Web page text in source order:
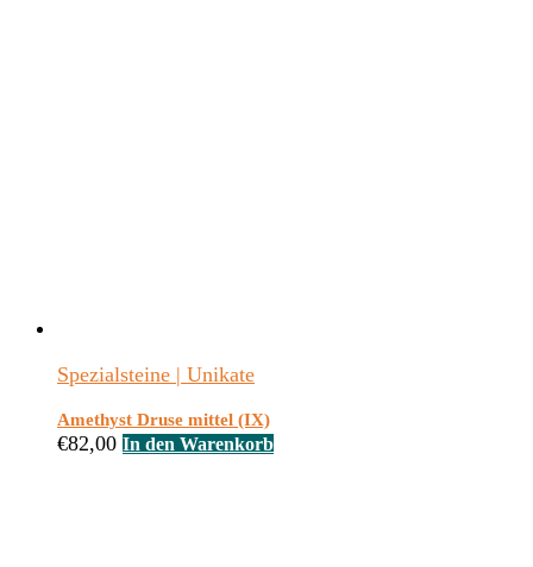
Spezialsteine | Unikate
Amethyst Druse mittel (IX)
€82,00 In den Warenkorb